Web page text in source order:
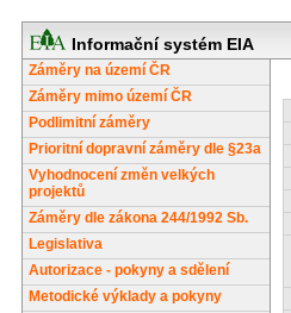
Informační systém EIA
Záměry na území ČR
Záměry mimo území ČR
Podlimitní záměry
Prioritní dopravní záměry dle §23a
Vyhodnocení změn velkých
projektů
Záměry dle zákona 244/1992 Sb.
Legislativa
Autorizace - pokyny a sdělení
Metodické výklady a pokyny